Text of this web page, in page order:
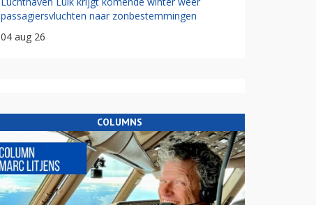
passagiersvluchten naar zonbestemmingen
04 aug 26
COLUMNS